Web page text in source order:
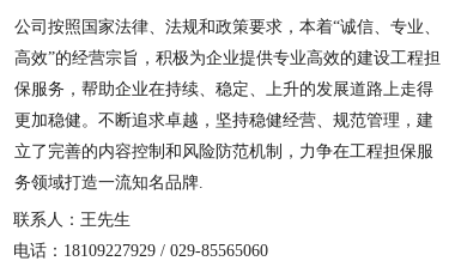
公司按照国家法律、法规和政策要求，本着“诚信、专业、
高效”的经营宗旨，积极为企业提供专业高效的建设工程担
保服务，帮助企业在持续、稳定、上升的发展道路上走得
更加稳健。不断追求卓越，坚持稳健经营、规范管理，建
立了完善的内容控制和风险防范机制，力争在工程担保服
务领域打造一流知名品牌.
联系人：王先生
电话： 18109227929 / 029-85565060